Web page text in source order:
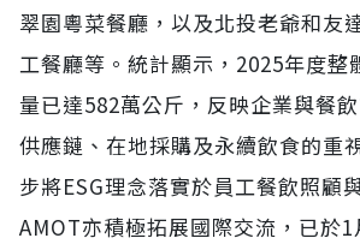
翠園粵菜餐廳，以及北投老爺和友
工餐廳等。統計顯示，2025年度整
量已達582萬公斤，反映企業與餐
供應鏈、在地採購及永續飲食的重
步將ESG理念落實於員工餐飲照顧
AMOT亦積極拓展國際交流，已於